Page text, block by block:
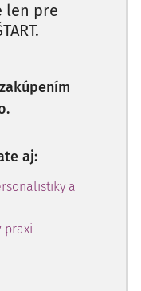
prevádzky musí
(blatistý terén, sila,
činností pri práci
praktických
sú prevádzané
len pre
aj:
a
praxi